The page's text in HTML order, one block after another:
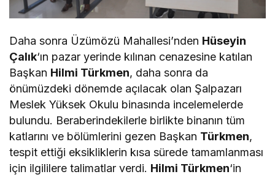
Daha sonra Üzümözü Mahallesi’nden Hüseyin
Çalık‘ın pazar yerinde kılınan cenazesine katılan
Başkan Hilmi Türkmen, daha sonra da
önümüzdeki dönemde açılacak olan Şalpazarı
Meslek Yüksek Okulu binasında incelemelerde
bulundu. Beraberindekilerle birlikte binanın tüm
katlarını ve bölümlerini gezen Başkan Türkmen,
tespit ettiği eksikliklerin kısa sürede tamamlanması
için ilgililere talimatlar verdi. Hilmi Türkmen‘in